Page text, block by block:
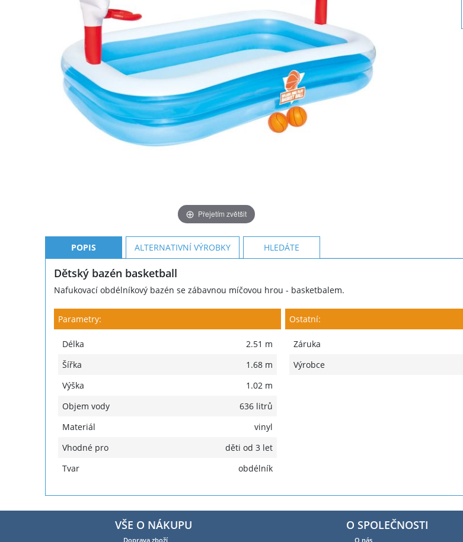
Přejetím zvětšit
POPIS ALTERNATIVNÍ VÝROBKY HLEDÁTE
Dětský bazén basketball
Nafukovací obdélníkový bazén se zábavnou míčovou hrou - basketbalem.
Parametry:
Délka
2.51 m
Šířka
1.68 m
Výška
1.02 m
Objem vody
636 litrů
Materiál
vinyl
Vhodné pro
děti od 3 let
Tvar
obdélník
Ostatní:
Záruka
Výrobce
VŠE O NÁKUPU
Doprava zboží
O SPOLEČNOSTI
O nás